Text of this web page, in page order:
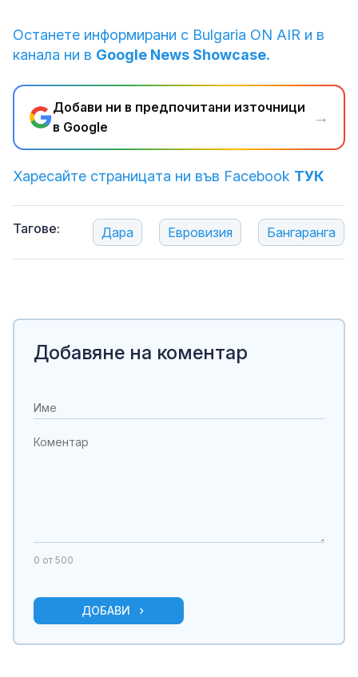
Останете информирани с Bulgaria ON AIR и в
канала ни в Google News Showcase.
Добави ни в предпочитани източници
в Google
→
Харесайте страницата ни във Facebook ТУК
Тагове: Дара Евровизия Бангаранга
Добавяне на коментар
0 от 500
ДОБАВИ